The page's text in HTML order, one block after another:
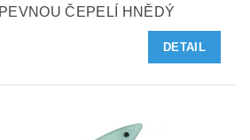
ČEPELÍ HNĚDÝ
DETAIL